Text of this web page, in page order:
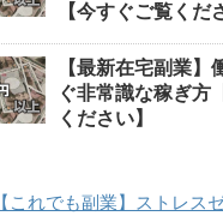
【今すぐご覧くだ
【最新在宅副業】
ぐ非常識な稼ぎ方
ください】
【これでも副業】ストレス